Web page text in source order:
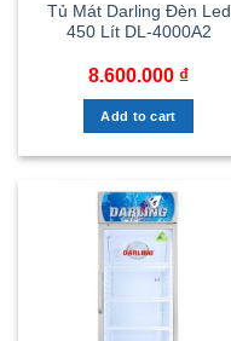
Tủ Mát Darling Đèn Led
450 Lít DL-4000A2
8.600.000 ₫
Add to cart